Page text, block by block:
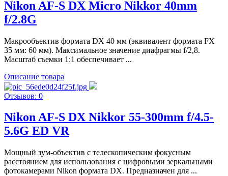
Nikon AF-S DX Micro Nikkor 40mm
f/2.8G
Макрообъектив формата DX 40 мм (эквивалент формата FX
35 мм: 60 мм). Максимальное значение диафрагмы f/2,8.
Масштаб съемки 1:1 обеспечивает ...
Описание товара
Отзывов: 0
Nikon AF-S DX Nikkor 55-300mm f/4.5-
5.6G ED VR
Мощный зум-объектив с телескопическим фокусным
расстоянием для использования с цифровыми зеркальными
фотокамерами Nikon формата DX. Предназначен для ...